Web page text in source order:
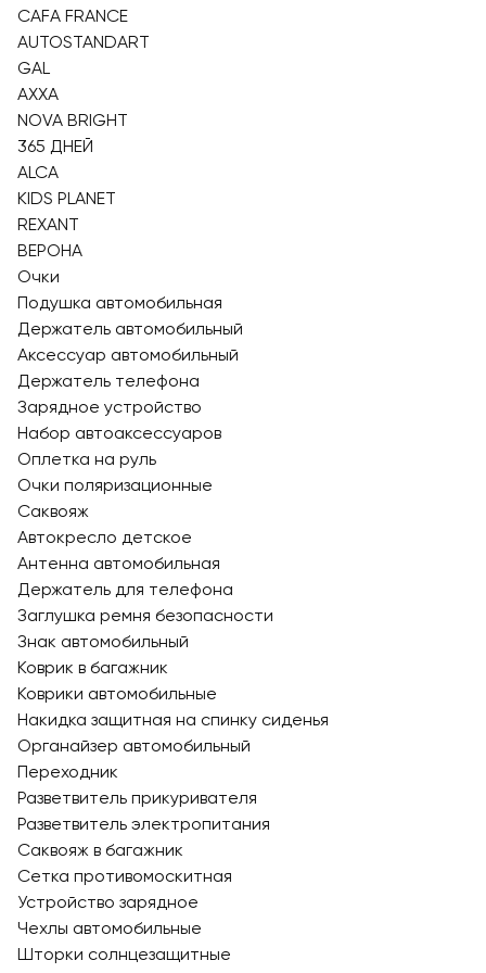
CAFA FRANCE
AUTOSTANDART
GAL
AXXA
NOVA BRIGHT
365 ДНЕЙ
ALCA
KIDS PLANET
REXANT
ВЕРОНА
Очки
Подушка автомобильная
Держатель автомобильный
Аксессуар автомобильный
Держатель телефона
Зарядное устройство
Набор автоаксессуаров
Оплетка на руль
Очки поляризационные
Саквояж
Автокресло детское
Антенна автомобильная
Держатель для телефона
Заглушка ремня безопасности
Знак автомобильный
Коврик в багажник
Коврики автомобильные
Накидка защитная на спинку сиденья
Органайзер автомобильный
Переходник
Разветвитель прикуривателя
Разветвитель электропитания
Саквояж в багажник
Сетка противомоскитная
Устройство зарядное
Чехлы автомобильные
Шторки солнцезащитные